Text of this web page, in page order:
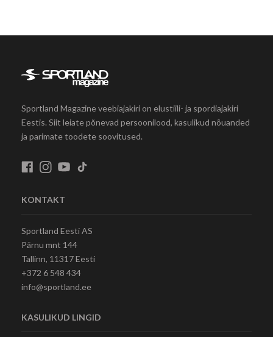
Sportland Magazine veebiajakiri on elustiili- ja spordiajakiri
Eestis. Siit leiate põnevad persoonilood, kasulikud nõuanded
ja parimate toodete soovitused.
KONTAKT
Sportland Eesti AS
Pärnu mnt 144
Tallinn, 11317 Eesti
+372 6 548 434
info@sportland.ee
KASULIKUD LINGID